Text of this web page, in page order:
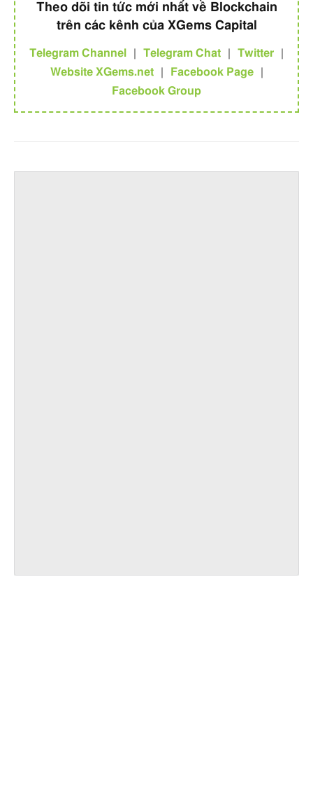
Theo dõi tin tức mới nhất về Blockchain
trên các kênh của XGems Capital
Telegram Channel Telegram Chat Twitter
Website XGems.net
Facebook Page
Facebook Group